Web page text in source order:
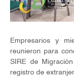
Empresarios y
reunieron para
SIRE de
registro de